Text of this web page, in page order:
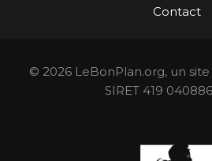
Contact
© 2026 LeBonPlan.org, un
SIRET 419